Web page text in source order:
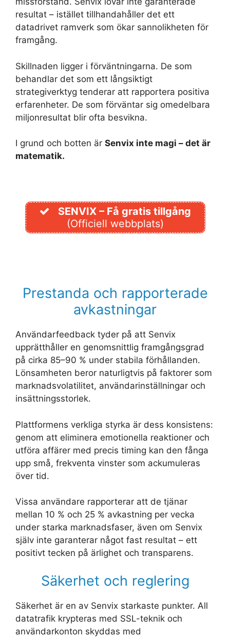
resultat – istället tillhandahåller det ett
datadrivet ramverk som ökar sannolikheten för
framgång.
Skillnaden ligger i förväntningarna. De som
behandlar det som ett långsiktigt
strategiverktyg tenderar att rapportera positiva
erfarenheter. De som förväntar sig omedelbara
miljonresultat blir ofta besvikna.
I grund och botten är Senvix inte magi – det är
matematik.
SENVIX – Få gratis tillgång
(Officiell webbplats)
Prestanda och rapporterade
avkastningar
Användarfeedback tyder på att Senvix
upprätthåller en genomsnittlig framgångsgrad
på cirka 85–90 % under stabila förhållanden.
Lönsamheten beror naturligtvis på faktorer som
marknadsvolatilitet, användarinställningar och
insättningsstorlek.
Plattformens verkliga styrka är dess konsistens:
genom att eliminera emotionella reaktioner och
utföra affärer med precis timing kan den fånga
upp små, frekventa vinster som ackumuleras
över tid.
Vissa användare rapporterar att de tjänar
mellan 10 % och 25 % avkastning per vecka
under starka marknadsfaser, även om Senvix
själv inte garanterar något fast resultat – ett
positivt tecken på ärlighet och transparens.
Säkerhet och reglering
Säkerhet är en av Senvix starkaste punkter. All
datatrafik krypteras med SSL-teknik och
användarkonton skyddas med